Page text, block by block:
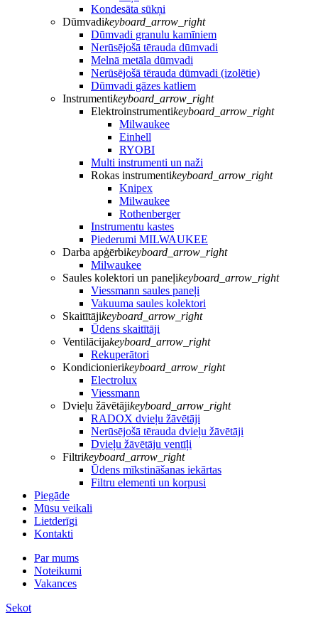
Kondesāta sūkņi
Dūmvadikeyboard_arrow_right
Dūmvadi granulu kamīniem
Nerūsējošā tērauda dūmvadi
Melnā metāla dūmvadi
Nerūsējošā tērauda dūmvadi (izolētie)
Dūmvadi gāzes katliem
Instrumentikeyboard_arrow_right
Elektroinstrumentikeyboard_arrow_right
Milwaukee
Einhell
RYOBI
Multi instrumenti un naži
Rokas instrumentikeyboard_arrow_right
Knipex
Milwaukee
Rothenberger
Instrumentu kastes
Piederumi MILWAUKEE
Darba apģērbikeyboard_arrow_right
Milwaukee
Saules kolektori un paneļikeyboard_arrow_right
Viessmann saules paneļi
Vakuuma saules kolektori
Skaitītājikeyboard_arrow_right
Ūdens skaitītāji
Ventilācijakeyboard_arrow_right
Rekuperātori
Kondicionierikeyboard_arrow_right
Electrolux
Viessmann
Dvieļu žāvētājikeyboard_arrow_right
RADOX dvieļu žāvētāji
Nerūsējošā tērauda dvieļu žāvētāji
Dvieļu žāvētāju ventīļi
Filtrikeyboard_arrow_right
Ūdens mīkstināšanas iekārtas
Filtru elementi un korpusi
Piegāde
Mūsu veikali
Lietderīgi
Kontakti
Par mums
Noteikumi
Vakances
Sekot